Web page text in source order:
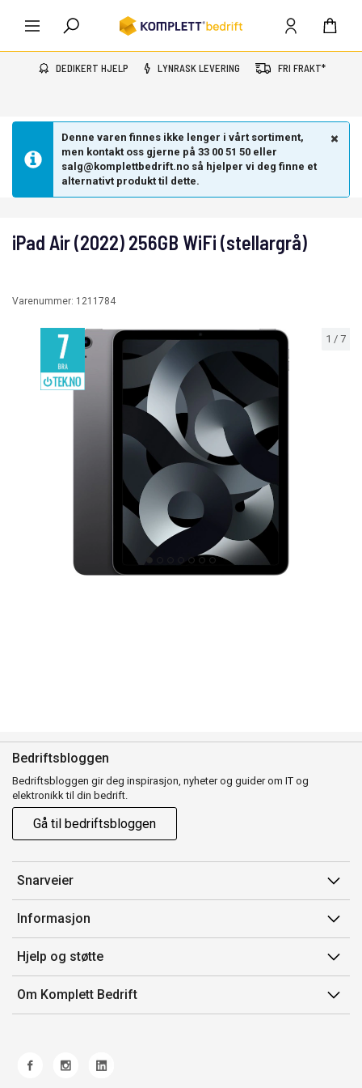
DEDIKERT HJELP LYNRASK LEVERING FRI FRAKT*
Denne varen finnes ikke lenger i vårt sortiment,
men kontakt oss gjerne på 33 00 51 50 eller
salg@komplettbedrift.no så hjelper vi deg finne et
alternativt produkt til dette.
1 / 7
iPad Air (2022) 256GB WiFi (stellargrå)
Varenummer: 1211784
Bedriftsbloggen
Bedriftsbloggen gir deg inspirasjon, nyheter og guider om IT og
elektronikk til din bedrift.
Gå til bedriftsbloggen
Snarveier
Min side
Ordreoversikt
Mine produkter
Informasjon
Salgsbetingelser
Avtalevilkår for Komplett Bedrift Pluss
Produsenter
Hjelp og støtte
Kontakt oss
Retur
Ofte stilte spørsmål
Om Komplett Bedrift